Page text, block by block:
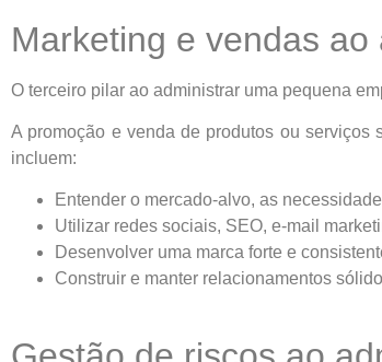
Marketing e vendas
O terceiro pilar ao administrar uma pequena
A promoção e venda de produtos ou serviços
incluem:
Entender o mercado-alvo, as
Utilizar redes sociais, SEO, e-mail
Desenvolver uma marca forte e
Construir e manter relacionamentos